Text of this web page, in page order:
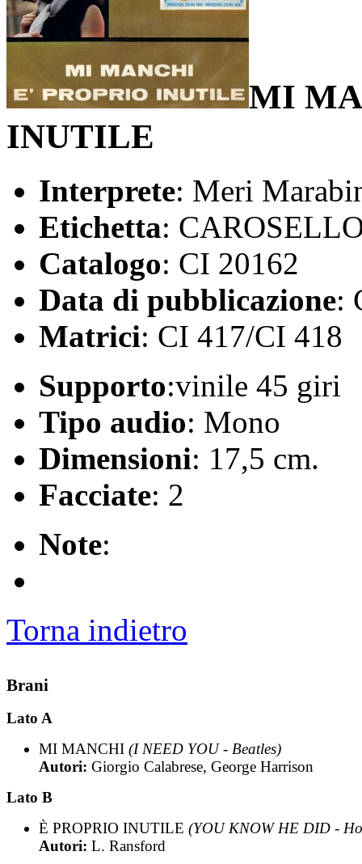
MI
INUTILE
Interprete: Meri
Etichetta:
Catalogo: CI 20162
Data di pubblicazione:
Matrici: CI 417/CI 418
Supporto:vinile 45 giri
Tipo audio: Mono
Dimensioni: 17,5 cm.
Facciate: 2
Note:
Torna indietro
Brani
Lato A
MI MANCHI (I NEED YOU - Beatles)
Autori: Giorgio Calabrese, George Harrison
Lato B
È PROPRIO INUTILE (YOU KNOW HE DID -
Autori: L. Ransford